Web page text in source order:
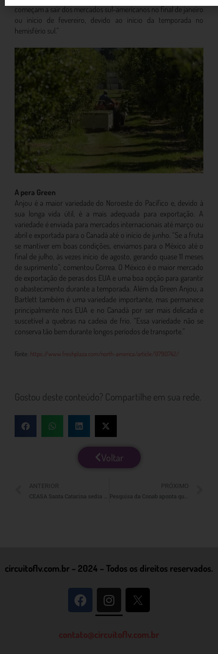
começam a sair dos mercados sul-americanos no final de janeiro
ou início de fevereiro, devido ao início da temporada no
hemisfério sul.”
A pera Green
Anjou é a maior variedade do Noroeste do Pacífico e, devido à
sua longa vida útil, é a mais adequada para exportação. A
variedade é enviada para mercados internacionais até março ou
abril e exportada para o Canadá até o início de junho. “Se a fruta
se mantiver em boas condições, enviamos para o México até o
final de julho, às vezes início de agosto, gerando quase 11 meses
de suprimento”, comentou Correa. O México é o maior mercado
de exportação de peras dos EUA e uma boa opção para garantir
o abastecimento durante a temporada. Além da Green Anjou, a
Bartlett também é uma variedade importante, mas permanece
principalmente nos EUA e no Canadá por ser mais delicada e
suscetível a quebras na cadeia de frio. “Essa variedade não se
conserva tão bem durante longos períodos de transporte.”
Fonte: https://www.freshplaza.com/north-america/article/9790742/
Gostou deste conteúdo? Compartilhe em sua rede.
Voltar
ANTERIOR
PRÓXIMO
circuitoflv.com.br – 2024 – Todos os direitos reservados.
contato@circuitoflv.com.br